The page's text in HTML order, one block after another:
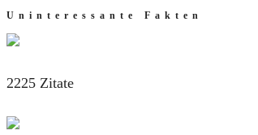
Uninteressante Fakten
2225 Zitate